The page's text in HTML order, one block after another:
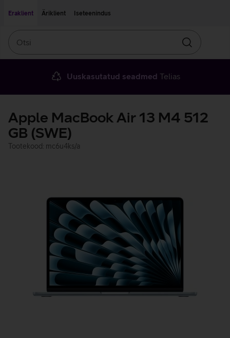
Eraklient
Äriklient Iseteenindus
Otsin
Uuskasutatud seadmed Telias
Apple MacBook Air 13 M4 512
GB (SWE)
Tootekood: mc6u4ks/a